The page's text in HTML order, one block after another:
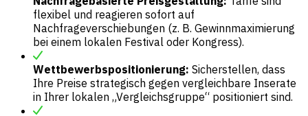
flexibel und reagieren sofort auf
Nachfrageverschiebungen (z. B. Gewinnmaximierung
bei einem lokalen Festival oder Kongress).
Wettbewerbspositionierung: Sicherstellen, dass
Ihre Preise strategisch gegen vergleichbare Inserate
in Ihrer lokalen „Vergleichsgruppe“ positioniert sind.